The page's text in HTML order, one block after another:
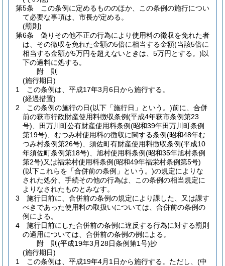
第5条
この条例に定めるもののほか、この条例の施行につい
て必要な事項は、市長が定める。
(罰則)
第6条
偽りその他不正の行為により使用料の徴収を免れた者
は、その徴収を免れた金額の5倍に相当する金額(当該5倍に
相当する金額が5万円を超えないときは、5万円とする。)以
下の過料に処する。
附 則
(施行期日)
1
この条例は、平成17年3月6日から施行する。
(経過措置)
2
この条例の施行の日(以下「施行日」という。)前に、合併
前の萩市行政財産使用料徴収条例(平成4年萩市条例第23
号) 、田万川町公有財産使用料条例(昭和39年田万川町条例
第19号) 、むつみ村使用料の徴収に関する条例(昭和48年む
つみ村条例第26号) 、須佐町有財産使用料徴収条例(平成10
年須佐町条例第18号) 、旭村使用料条例(昭和35年旭村条例
第2号)又は福栄村使用料条例(昭和49年福栄村条例第5号)
(以下これらを「合併前の条例」という。)の規定によりな
された処分、手続その他の行為は、この条例の相当規定に
よりなされたものとみなす。
3
施行日前に、合併前の条例の規定により課した、又は課す
べきであった使用料の取扱いについては、合併前の条例の
例による。
4
施行日前にした合併前の条例に違反する行為に対する罰則
の適用については、合併前の条例の例による。
附 則(平成19年3月28日条例第1号)抄
(施行期日)
1
この条例は、平成19年4月1日から施行する。 ただし、 (中